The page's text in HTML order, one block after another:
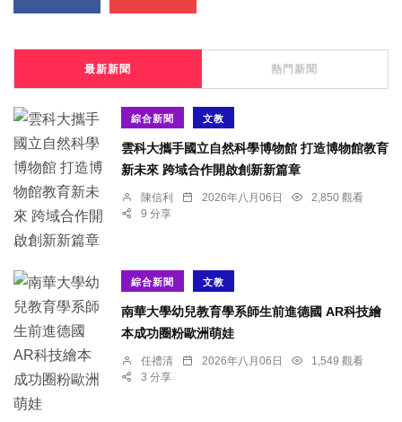
最新新聞 熱門新聞
綜合新聞 文教
雲科大攜手國立自然科學博物館 打造博物館教育
新未來 跨域合作開啟創新新篇章
陳信利 2026年八月06日
2,850 觀看
9 分享
綜合新聞 文教
南華大學幼兒教育學系師生前進德國 AR科技繪
本成功圈粉歐洲萌娃
任禮清 2026年八月06日
1,549 觀看
3 分享